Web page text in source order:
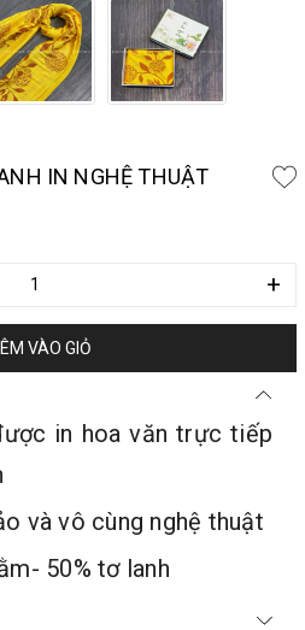
IN NGHỆ THUẬT
+
VÀO GIỎ
in hoa văn trực tiếp
và vô cùng nghệ thuật
50% tơ lanh